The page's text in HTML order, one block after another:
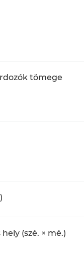
tömege
(szé. × mé.)